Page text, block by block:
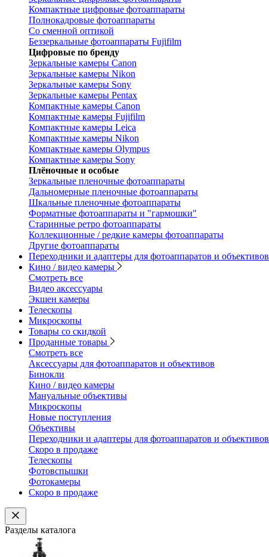
Компактные цифровые фотоаппараты
Полнокадровые фотоаппараты
Со сменной оптикой
Беззеркальные фотоаппараты Fujifilm
Цифровые по бренду
Зеркальные камеры Canon
Зеркальные камеры Nikon
Зеркальные камеры Sony
Зеркальные камеры Pentax
Компактные камеры Canon
Компактные камеры Fujifilm
Компактные камеры Leica
Компактные камеры Nikon
Компактные камеры Olympus
Компактные камеры Sony
Плёночные и особые
Зеркальные пленочные фотоаппараты
Дальномерные пленочные фотоаппараты
Шкальные пленочные фотоаппараты
Форматные фотоаппараты и "гармошки"
Старинные ретро фотоаппараты
Коллекционные / редкие камеры фотоаппараты
Другие фотоаппараты
Переходники и адаптеры для фотоаппаратов и объективов
Кино / видео камеры
Смотреть все
Видео аксессуары
Экшен камеры
Телескопы
Микроскопы
Товары со скидкой
Проданные товары
Смотреть все
Аксессуары для фотоаппаратов и объективов
Бинокли
Кино / видео камеры
Мануальные объективы
Микроскопы
Новые поступления
Объективы
Переходники и адаптеры для фотоаппаратов и объективов
Скоро в продаже
Телескопы
Фотовспышки
Фотокамеры
Скоро в продаже
Разделы каталога